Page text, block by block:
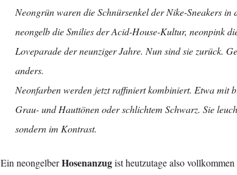
Neongrün waren die Schnürsenkel der Nike-Sneakers in
neongelb die Smilies der Acid-House-Kultur, neonpink
Loveparade der neunziger Jahre. Nun sind sie zurück.
anders.
Neonfarben werden jetzt raffiniert kombiniert. Etwa mit
Grau- und Hauttönen oder schlichtem Schwarz. Sie
sondern im Kontrast.
Ein neongelberHosenanzugist heutzutage also